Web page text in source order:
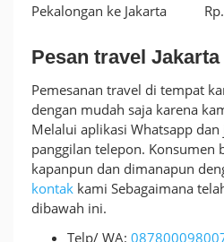
Pekalongan ke Jakarta
Pesan travel
Pemesanan travel di tempat
dengan mudah saja karena
Melalui aplikasi Whatsapp dan
panggilan telepon. Konsumen
kapanpun dan dimanapun
kontak kami Sebagaimana
dibawah ini.
Telp/ WA: